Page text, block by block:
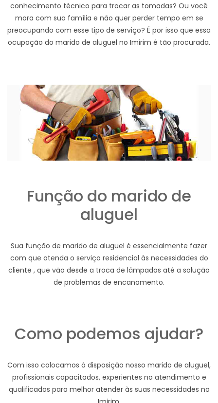
conhecimento técnico para trocar as tomadas? Ou você
mora com sua família e não quer perder tempo em se
preocupando com esse tipo de serviço? É por isso que essa
ocupação do marido de aluguel no Imirim é tão procurada.
Função do marido de
aluguel
Sua função de marido de aluguel é essencialmente fazer
com que atenda o serviço residencial às necessidades do
cliente , que vão desde a troca de lâmpadas até a solução
de problemas de encanamento.
Como podemos ajudar?
Com isso colocamos à disposição nosso marido de aluguel,
profissionais capacitados, experientes no atendimento e
qualificados para melhor atender às suas necessidades no